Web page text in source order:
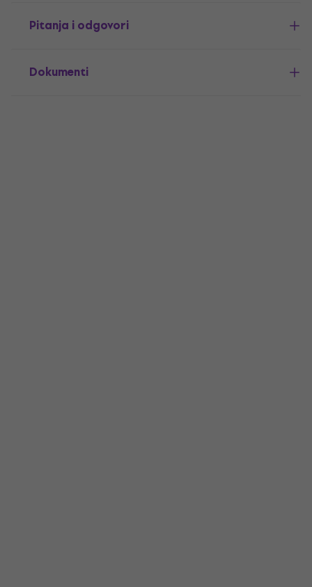
Pitanja i odgovori
Dokumenti